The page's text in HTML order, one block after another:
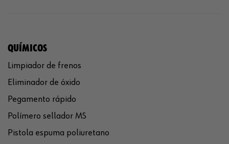
QUÍMICOS
Limpiador de frenos
Eliminador de óxido
Pegamento rápido
Polímero sellador MS
Pistola espuma poliuretano